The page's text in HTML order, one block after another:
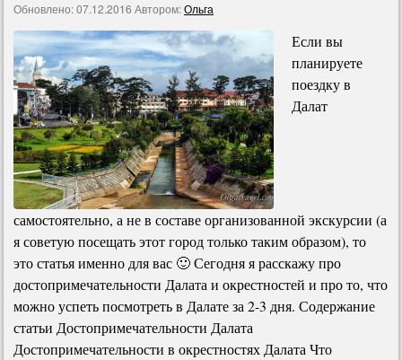
Обновлено:07.12.2016 Автором:Ольга
Если вы
планируете
поездку в
Далат
самостоятельно, а не в составе организованной экскурсии (а
я советую посещать этот город только таким образом), то
это статья именно для вас 🙂 Сегодня я расскажу про
достопримечательности Далата и окрестностей и про то, что
можно успеть посмотреть в Далате за 2-3 дня. Содержание
статьи Достопримечательности Далата
Достопримечательности в окрестностях Далата Что